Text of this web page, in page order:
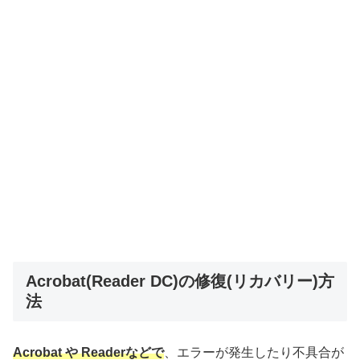
Acrobat(Reader DC)の修復(リカバリー)方
法
Acrobat や Readerなどで、エラーが発生したり不具合が